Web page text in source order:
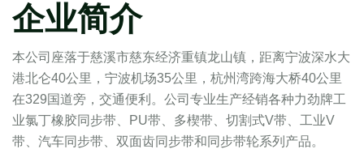
企业简介
本公司座落于慈溪市慈东经济重镇龙山镇，距离宁波深水大
港北仑40公里，宁波机场35公里，杭州湾跨海大桥40公里
在329国道旁，交通便利。公司专业生产经销各种力劲牌工
业氯丁橡胶同步带、PU带、多楔带、切割式V带、工业V
带、汽车同步带、双面齿同步带和同步带轮系列产品。